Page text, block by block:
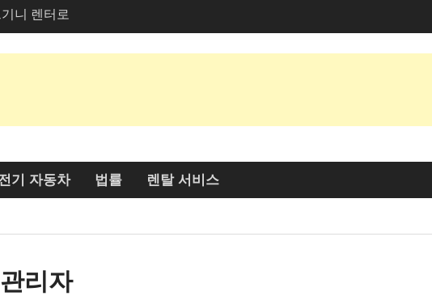
니 렌터로
는 방법?
경적인 옵
더들에게
?
기 자동차 법률 렌탈 서비스
관리자